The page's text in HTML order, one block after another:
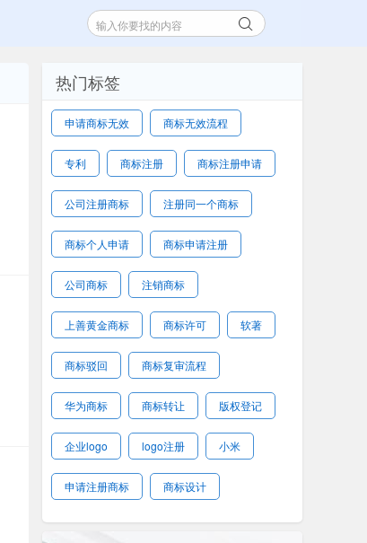
热门标签
申请商标无效 商标无效流程
专利 商标注册 商标注册申请
公司注册商标 注册同一个商标
商标个人申请 商标申请注册
公司商标 注销商标
上善黄金商标 商标许可 软著
商标驳回 商标复审流程
华为商标 商标转让 版权登记
企业logo logo注册 小米
申请注册商标 商标设计